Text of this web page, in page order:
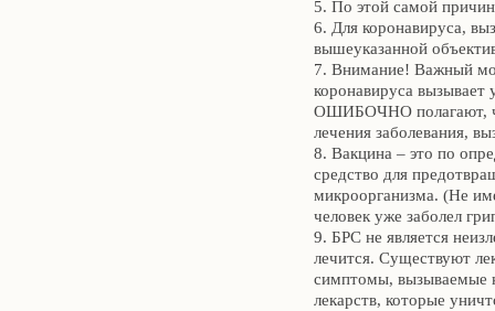
5. По этой самой
6. Для коронавируса,
вышеуказанной
7. Внимание! Важный
коронавируса
ОШИБОЧНО полагают,
лечения заболевания,
8. Вакцина – это по
средство для
микроорганизма. (Не
человек уже заболел
9. БРС не является
лечится. Существуют
симптомы, вызываемые
лекарств, которые